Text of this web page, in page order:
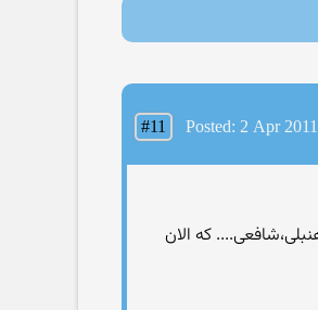
#11 Posted: 2 Apr
كه الان